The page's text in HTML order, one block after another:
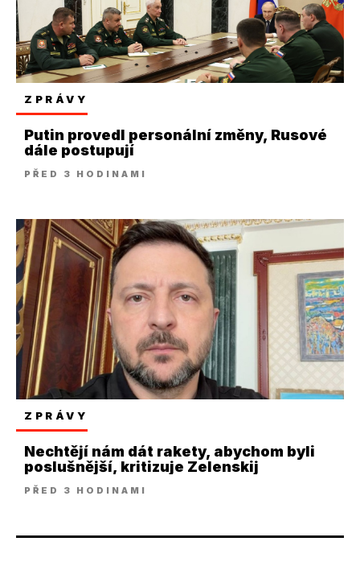
ZPRÁVY
Putin provedl personální změny, Rusové
dále postupují
PŘED 3 HODINAMI
ZPRÁVY
Nechtějí nám dát rakety, abychom byli
poslušnější, kritizuje Zelenskij
PŘED 3 HODINAMI